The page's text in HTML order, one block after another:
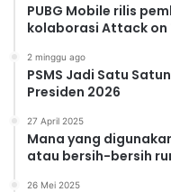
PUBG Mobile rilis
kolaborasi Attack on
2 minggu ago
PSMS Jadi Satu
Presiden 2026
27 April 2025
Mana yang
atau bersih-bersih
26 Mei 2025